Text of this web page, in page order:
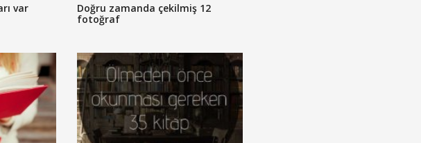
var
Doğru zamanda çekilmiş 12
fotoğraf